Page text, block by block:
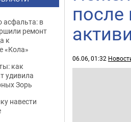
после
06.06, 01:32
асфальта: в
ремонт
к
«Кола»
как
удивила
Зорь
навести